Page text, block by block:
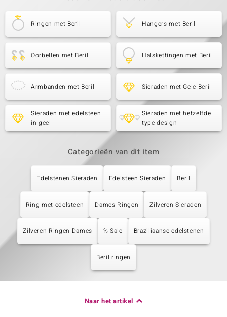
Ringen met Beril Hangers met Beril
Oorbellen met Beril Halskettingen met Beril
Armbanden met Beril Sieraden met Gele Beril
Sieraden met edelsteen
in geel
Sieraden met hetzelfde
type design
Categorieën van dit item
Edelstenen Sieraden Edelsteen Sieraden Beril
Ring met edelsteen Dames Ringen Zilveren Sieraden
Zilveren Ringen Dames % Sale Braziliaanse edelstenen
Beril ringen
Naar het artikel